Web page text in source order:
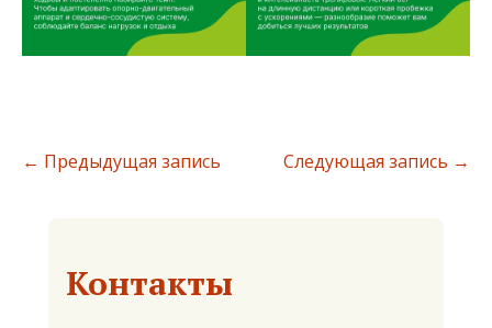
← Предыдущая запись Следующая запись →
Контакты